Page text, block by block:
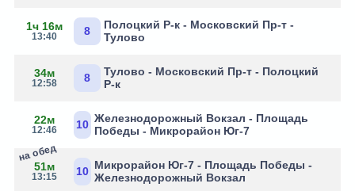
1ч 16м
13:40 8
Полоцкий Р-к - Московский Пр-т -
Тулово
34м
12:58 8
Тулово - Московский Пр-т - Полоцкий
Р-к
22м
12:46 10 Железнодорожный Вокзал - Площадь
Победы - Микрорайон Юг-7
51м
13:15
на обед
10 Микрорайон Юг-7 - Площадь Победы -
Железнодорожный Вокзал